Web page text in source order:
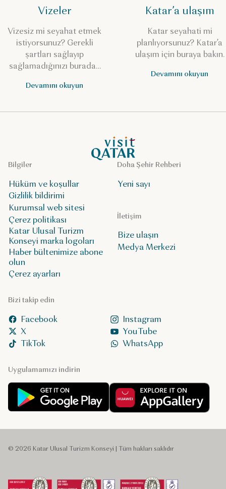
Vizeler
Vizesiz mi seyahat etmek
istiyorsunuz? Gerekli
şartları sağlayıp
sağlamadığınızı buradan
Devamını okuyun
Katar’a ulaşım
Katar seyahati mi
planlıyorsunuz? Katar’a
ulaşım için buraya bakın.
Devamını okuyun
VisitQatar Ana Sayfası
Uygulamamızı indirin
Doha Şehir Rehberi
Yeni sayı
Bizi takip edin
Facebook
Instagram
X
YouTube
TikTok
WhatsApp
İletişim
Bize ulaşın
Medya Merkezi
Bilgiler
Hüküm ve koşullar
Gizlilik bildirimi
Kurumsal web sitesi
Çerez politikası
Katar Ulusal Turizm
Konseyi marka logoları
Haber bültenimize abone
olun
Çerez ayarları
© 2026 Katar Ulusal Turizm Konseyi | Tüm hakları saklıdır